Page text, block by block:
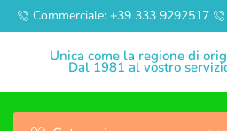
Commerciale: +39 333 9292517
Unica come la regione di
Dal 1981 al vostro